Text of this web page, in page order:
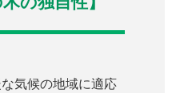
気候の地域に適応